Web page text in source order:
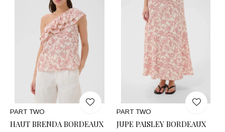
PART TWO
HAUT BRENDA BORDEAUX
PART TWO
JUPE PAISLEY BORDEAUX